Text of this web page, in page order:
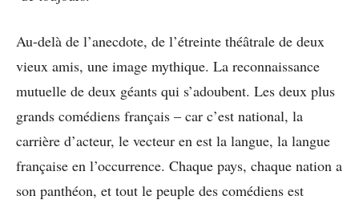
Au-delà de l’anecdote, de l’étreinte théâtrale de deux
vieux amis, une image mythique. La reconnaissance
mutuelle de deux géants qui s’adoubent. Les deux plus
grands comédiens français – car c’est national, la
carrière d’acteur, le vecteur en est la langue, la langue
française en l’occurrence. Chaque pays, chaque nation a
son panthéon, et tout le peuple des comédiens est